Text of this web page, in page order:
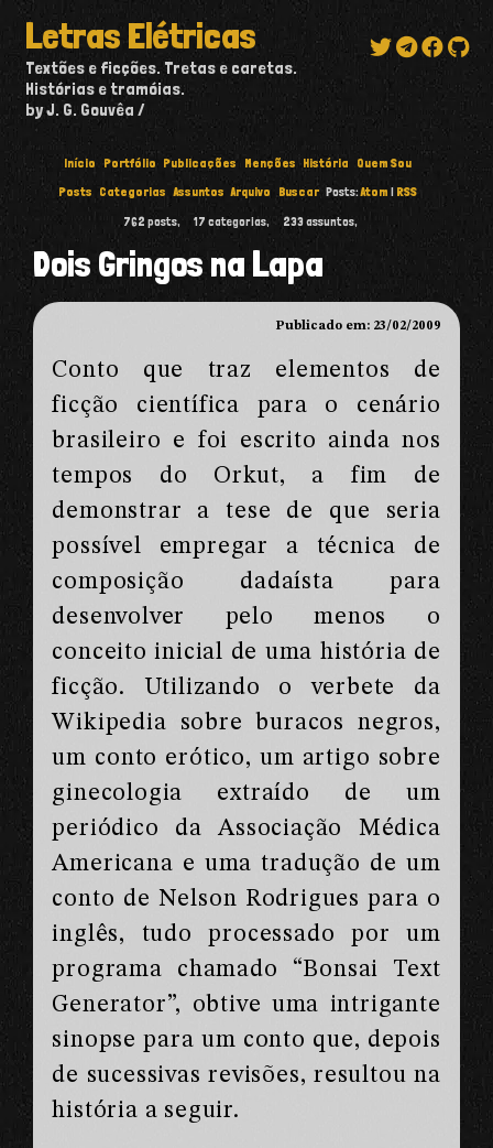
Letras Elétricas
Textões e ficções. Tretas e caretas.
Histórias e tramóias.
by J. G. Gouvêa
Início Portfólio Publicações Menções História
Quem Sou
Posts Categorias Assuntos Arquivo Buscar Posts:Atom | RSS
762 posts, 17 categorias, 233assuntos,
Dois Gringos na Lapa
Publicado em: 23/02/2009
Conto que traz elementos de
ficção científica para o cenário
brasileiro e foi escrito ainda nos
tempos do Orkut, a fim de
demonstrar a tese de que seria
possível empregar a técnica de
composição dadaísta para
desenvolver pelo menos o
conceito inicial de uma história de
ficção. Utilizando o verbete da
Wikipedia sobre buracos negros,
um conto erótico, um artigo sobre
ginecologia extraído de um
periódico da Associação Médica
Americana e uma tradução de um
conto de Nelson Rodrigues para o
inglês, tudo processado por um
programa chamado “Bonsai Text
Generator”, obtive uma intrigante
sinopse para um conto que, depois
de sucessivas revisões, resultou na
história a seguir.